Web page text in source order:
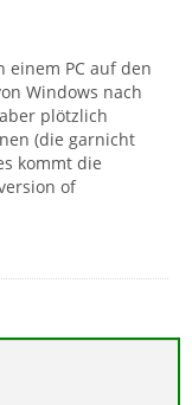
PC auf den
Windows nach
plötzlich
(die garnicht
kommt die
of